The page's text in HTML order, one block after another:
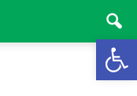
Abrir